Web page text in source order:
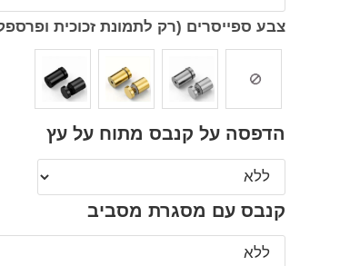
צבע ספייסרים (רק לתמונת זכוכית
הדפסה על קנבס מתוח על עץ
קנבס עם מסגרת מסביב